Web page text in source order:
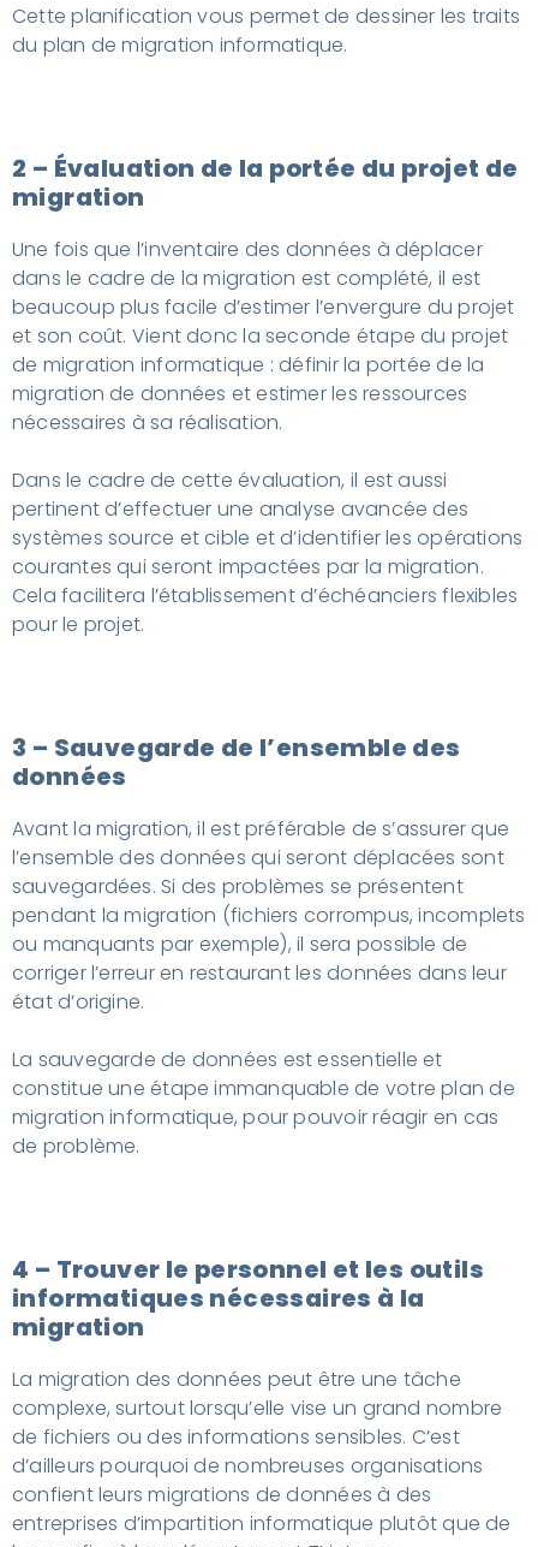
Cette planification vous permet de dessiner les traits
du plan de migration informatique.
2 – Évaluation de la portée du projet de
migration
Une fois que l’inventaire des données à déplacer
dans le cadre de la migration est complété, il est
beaucoup plus facile d’estimer l’envergure du projet
et son coût. Vient donc la seconde étape du projet
de migration informatique : définir la portée de la
migration de données et estimer les ressources
nécessaires à sa réalisation.
Dans le cadre de cette évaluation, il est aussi
pertinent d’effectuer une analyse avancée des
systèmes source et cible et d’identifier les opérations
courantes qui seront impactées par la migration.
Cela facilitera l’établissement d’échéanciers flexibles
pour le projet.
3 – Sauvegarde de l’ensemble des
données
Avant la migration, il est préférable de s’assurer que
l’ensemble des données qui seront déplacées sont
sauvegardées. Si des problèmes se présentent
pendant la migration (fichiers corrompus, incomplets
ou manquants par exemple), il sera possible de
corriger l’erreur en restaurant les données dans leur
état d’origine.
La sauvegarde de données est essentielle et
constitue une étape immanquable de votre plan de
migration informatique, pour pouvoir réagir en cas
de problème.
4 – Trouver le personnel et les outils
informatiques nécessaires à la
migration
La migration des données peut être une tâche
complexe, surtout lorsqu’elle vise un grand nombre
de fichiers ou des informations sensibles. C’est
d’ailleurs pourquoi de nombreuses organisations
confient leurs migrations de données à des
entreprises d’impartition informatique plutôt que de